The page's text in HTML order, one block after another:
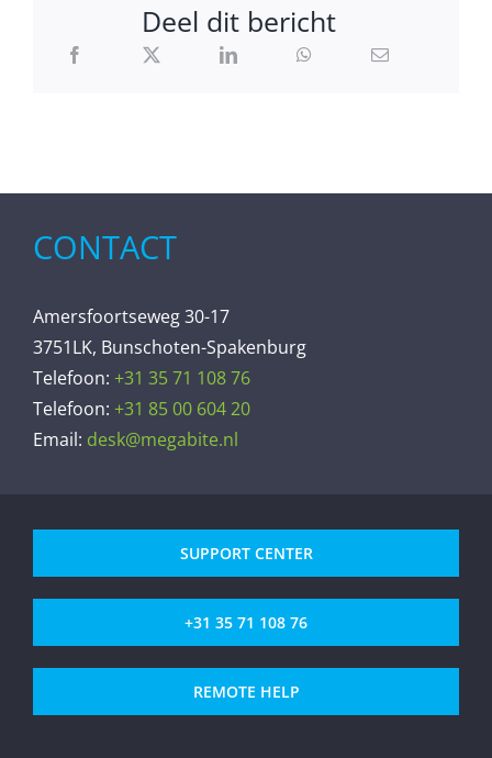
Deel dit bericht
CONTACT
Amersfoortseweg 30-17
3751LK, Bunschoten-Spakenburg
Telefoon: +31 35 71 108 76
Telefoon: +31 85 00 604 20
Email: desk@megabite.nl
SUPPORT CENTER
+31 35 71 108 76
REMOTE HELP